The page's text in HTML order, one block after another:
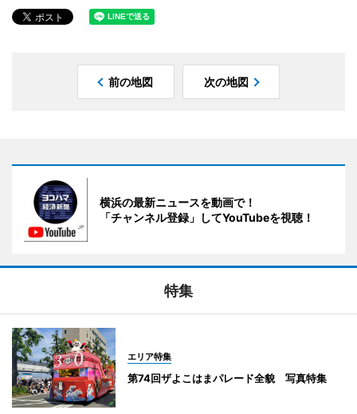
前の地図 次の地図
横浜の最新ニュースを動画で！
「チャンネル登録」してYouTubeを視聴！
特集
エリア特集
第74回ザよこはまパレード全貌 写真特集